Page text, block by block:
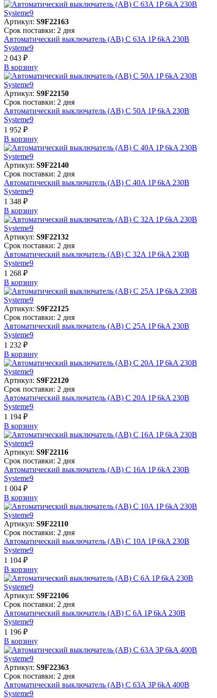
Артикул: S9F22163
Срок поставки: 2 дня
Автоматический выключатель (АВ) C 63A 1P 6kA 230В
Systeme9
2 043 ₽
В корзинy
Артикул: S9F22150
Срок поставки: 2 дня
Автоматический выключатель (АВ) C 50A 1P 6kA 230В
Systeme9
1 952 ₽
В корзинy
Артикул: S9F22140
Срок поставки: 2 дня
Автоматический выключатель (АВ) C 40A 1P 6kA 230В
Systeme9
1 348 ₽
В корзинy
Артикул: S9F22132
Срок поставки: 2 дня
Автоматический выключатель (АВ) C 32A 1P 6kA 230В
Systeme9
1 268 ₽
В корзинy
Артикул: S9F22125
Срок поставки: 2 дня
Автоматический выключатель (АВ) C 25A 1P 6kA 230В
Systeme9
1 232 ₽
В корзинy
Артикул: S9F22120
Срок поставки: 2 дня
Автоматический выключатель (АВ) C 20A 1P 6kA 230В
Systeme9
1 194 ₽
В корзинy
Артикул: S9F22116
Срок поставки: 2 дня
Автоматический выключатель (АВ) C 16A 1P 6kA 230В
Systeme9
1 004 ₽
В корзинy
Артикул: S9F22110
Срок поставки: 2 дня
Автоматический выключатель (АВ) C 10A 1P 6kA 230В
Systeme9
1 104 ₽
В корзинy
Артикул: S9F22106
Срок поставки: 2 дня
Автоматический выключатель (АВ) C 6A 1P 6kA 230В
Systeme9
1 196 ₽
В корзинy
Артикул: S9F22363
Срок поставки: 2 дня
Автоматический выключатель (АВ) C 63A 3P 6kA 400В
Systeme9